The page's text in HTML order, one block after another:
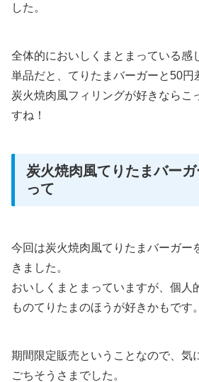
した。
全体的においしくまとまっている感
単品だと、てりたまバーガーと50円
炭火焼肉風フィリングが好きならこ
すね！
炭火焼肉風てりたまバー
って
今回は炭火焼肉風てりたまバーガー
きました。
おいしくまとまっていますが、個人
ものてりたまのほうが好きかもです。
期間限定販売ということなので、気
ごちそうさまでした。